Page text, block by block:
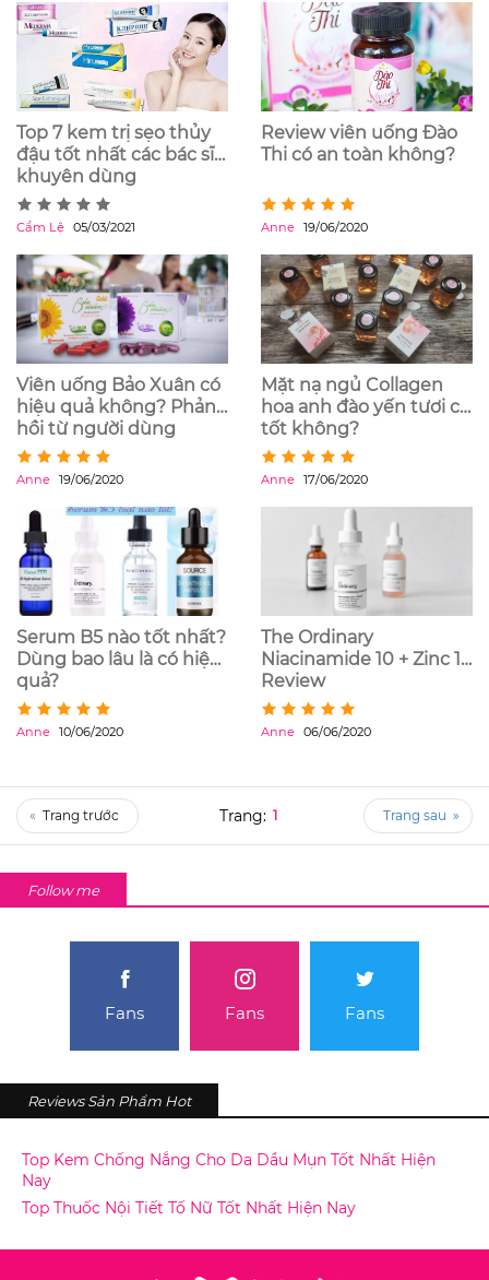
Top 7 kem trị sẹo thủy
đậu tốt nhất các bác sĩ
khuyên dùng
Cẩm Lệ 05/03/2021
Review viên uống Đào
Thi có an toàn không?
Anne 19/06/2020
Viên uống Bảo Xuân có
hiệu quả không? Phản
hồi từ người dùng
Anne 19/06/2020
Mặt nạ ngủ Collagen
hoa anh đào yến tươi có
tốt không?
Anne 17/06/2020
Serum B5 nào tốt nhất?
Dùng bao lâu là có hiệu
quả?
Anne 10/06/2020
The Ordinary
Niacinamide 10 + Zinc 1
Review
Anne 06/06/2020
« 1 »
Follow me
Fans Fans Fans
Reviews Sản Phẩm Hot
Top Kem Chống Nắng Cho Da Dầu Mụn Tốt Nhất Hiện
Nay
Top Thuốc Nội Tiết Tố Nữ Tốt Nhất Hiện Nay